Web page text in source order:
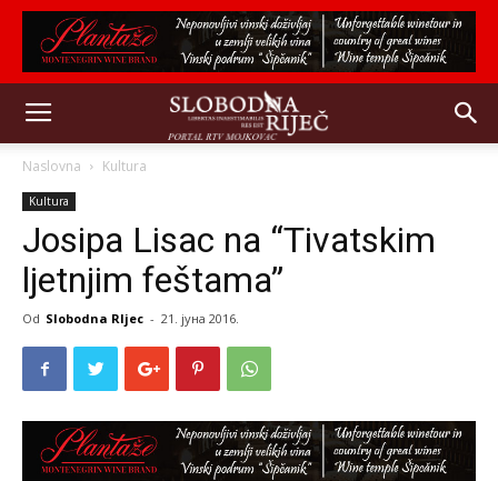
Naslovna Kultura
Kultura
Josipa Lisac na “Tivatskim
ljetnjim feštama”
Od Slobodna RIjec - 21. јуна 2016.